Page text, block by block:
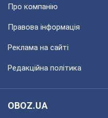
Про компанію
Правова інформація
Реклама на сайті
Редакційна політика
OBOZ.UA